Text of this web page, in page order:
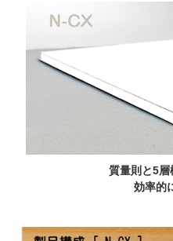
質量則と5
効率的